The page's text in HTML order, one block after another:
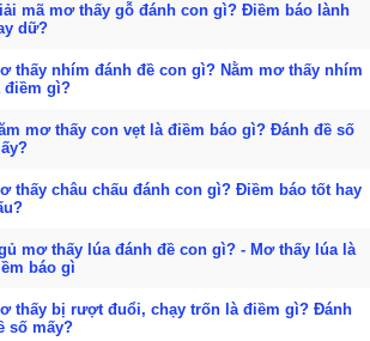
mã mơ thấy gỗ đánh con gì? Điềm báo lành
dữ?
thấy nhím đánh đề con gì? Nằm mơ thấy nhím
điềm gì?
mơ thấy con vẹt là điềm báo gì? Đánh đề số
thấy châu chấu đánh con gì? Điềm báo tốt hay
mơ thấy lúa đánh đề con gì? - Mơ thấy lúa là
báo gì
thấy bị rượt đuổi, chạy trốn là điềm gì? Đánh
số mấy?